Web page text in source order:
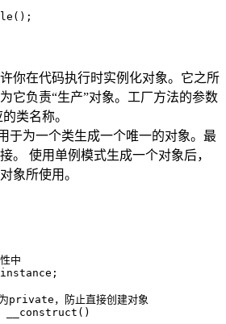
你在代码执行时实例化对象。它之所
它负责“生产”对象。工厂方法的参数
类名称。
于为一个类生成一个唯一的对象。最
。 使用单例模式生成一个对象后，
象所使用。
中
private，防止直接创建对象
__construct()